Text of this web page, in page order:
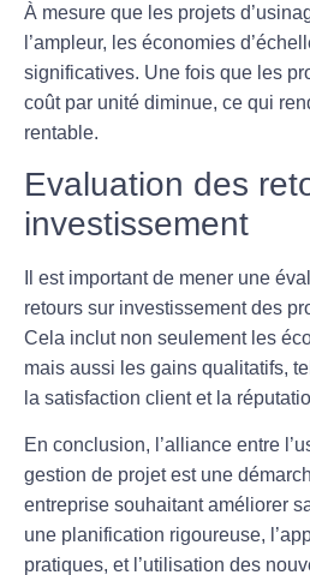
À mesure que les projets
l’ampleur, les économies
significatives. Une fois que les
coût par unité diminue, ce qui
rentable.
Evaluation des
investissement
Il est important de mener une
retours sur investissementdes
Cela inclut non seulement les
mais aussi les gains qualitatifs,
la satisfaction client et la
En conclusion, l’alliance entre
gestion de projet est une
entreprise souhaitant améliorer
une planification rigoureuse,
pratiques, et l’utilisation des